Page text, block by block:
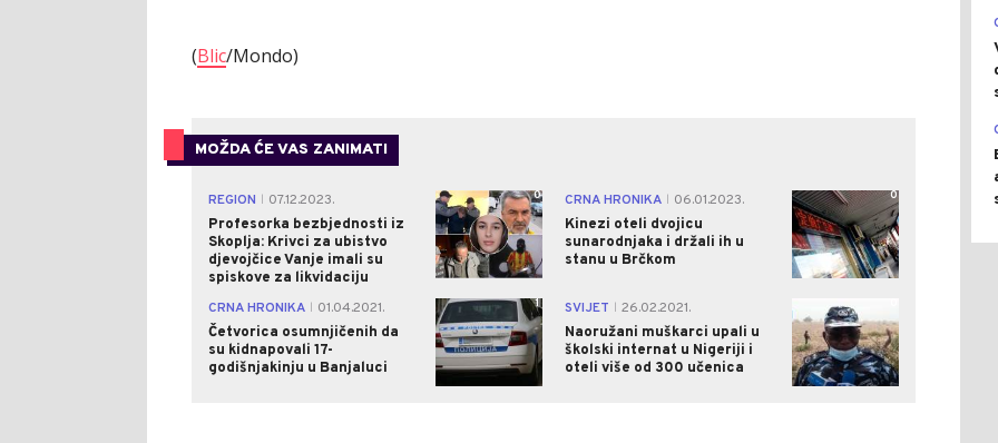
(Blic/Mondo)
MOŽDA ĆE VAS ZANIMATI
REGION
07.12.2023.
Profesorka bezbjednosti iz
Skoplja: Krivci za ubistvo
djevojčice Vanje imali su
spiskove za likvidaciju
0 CRNA HRONIKA
06.01.2023.
Kinezi oteli dvojicu
sunarodnjaka i držali ih u
stanu u Brčkom
0
CRNA HRONIKA
01.04.2021.
Četvorica osumnjičenih da
su kidnapovali 17-
godišnjakinju u Banjaluci
1 SVIJET
26.02.2021.
Naoružani muškarci upali u
školski internat u Nigeriji i
oteli više od 300 učenica